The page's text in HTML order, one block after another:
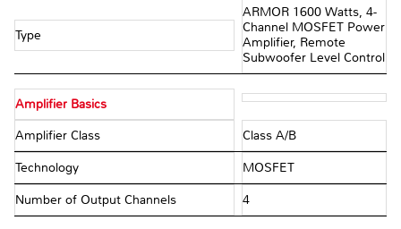
Type
ARMOR 1600 Watts, 4-
Channel MOSFET Power
Amplifier, Remote
Subwoofer Level Control
Amplifier Basics
Amplifier Class Class A/B
Technology MOSFET
Number of Output Channels 4